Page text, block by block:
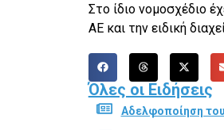
Στο ίδιο νομοσχέδιο
ΑΕ και την ειδική
Όλες οι Ειδήσεις
Αδελφοποίηση